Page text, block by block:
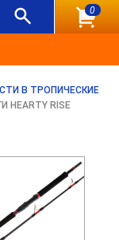
0
В ТРОПИЧЕСКИЕ
HEARTY RISE